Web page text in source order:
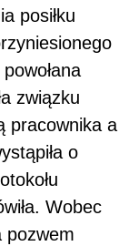
posiłku
związku
pracownika a
o
Wobec
pozwem